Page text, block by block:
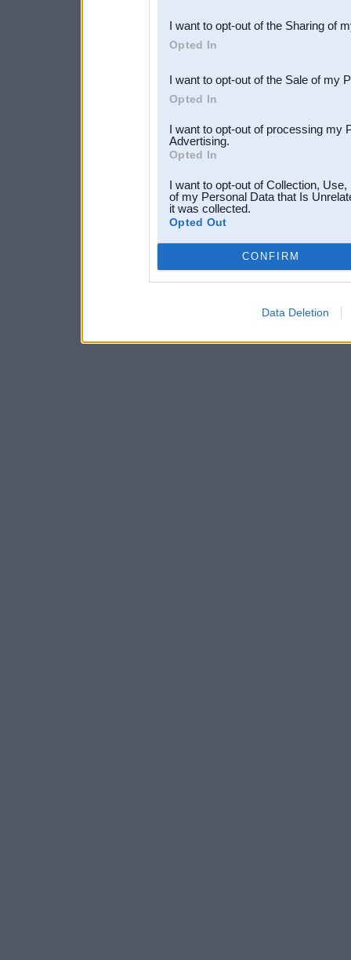
Downstream Participants
third parties.
I want to opt-out of the Sharing of
Opted In
I want to opt-out of the Sale of my
Opted In
I want to opt-out of processing my
Advertising.
Opted In
I want to opt-out of Collection,
of my Personal Data that Is
it was collected.
Opted Out
CONFIRM
Data Deletion